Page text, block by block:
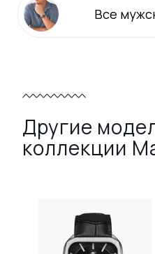
Все
Другие
коллекции